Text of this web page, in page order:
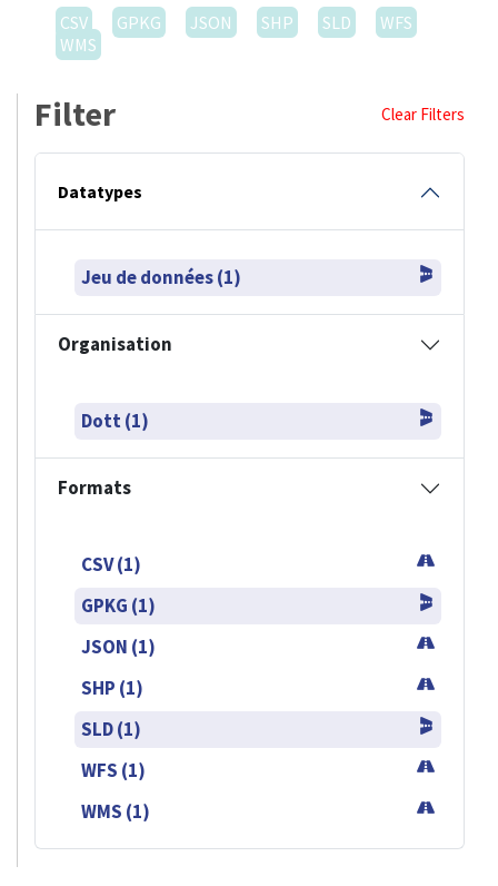
CSV
GPKG JSON SHP SLD
WFS
WMS
Filter Clear Filters
Datatypes
Jeu de données (1)
Organisation
Dott (1)
Formats
CSV (1)
GPKG (1)
JSON (1)
SHP (1)
SLD (1)
WFS (1)
WMS (1)